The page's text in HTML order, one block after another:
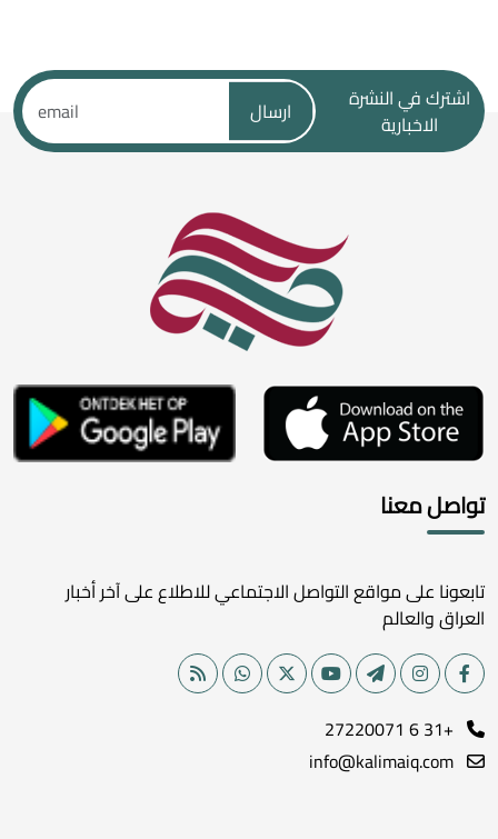
اشترك في النشرة
الاخبارية
ارسال
تواصل معنا
تابعونا على مواقع التواصل الاجتماعي للاطلاع على آخر أخبار
العراق والعالم
+31 6 27220071
info@kalimaiq.com